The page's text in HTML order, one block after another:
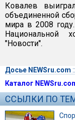
Ковалев
объединенной
мира в 2008
Национальной
"Новости".
Досье NEWSru.com ::
Каталог
ССЫЛКИ ПО